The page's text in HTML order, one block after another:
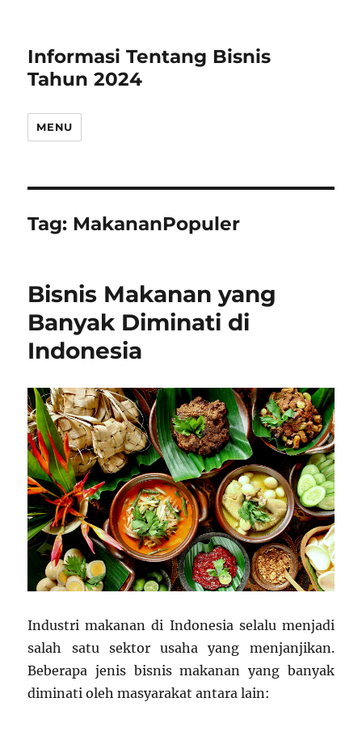
Informasi Tentang Bisnis
Tahun 2024
MENU
Tag: MakananPopuler
Bisnis Makanan yang
Banyak Diminati di
Indonesia
Industri makanan di Indonesia selalu menjadi
salah satu sektor usaha yang menjanjikan.
Beberapa jenis bisnis makanan yang banyak
diminati oleh masyarakat antara lain: